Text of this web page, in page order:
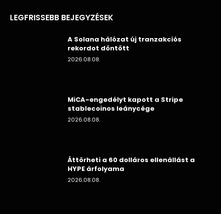
LEGFRISSEBB BEJEGYZÉSEK
A Solana hálózat új tranzakciós
rekordot döntött
2026.08.08.
MiCA-engedélyt kapott a Stripe
stablecoinos leánycége
2026.08.08.
Áttörheti a 60 dolláros ellenállást a
HYPE árfolyama
2026.08.08.